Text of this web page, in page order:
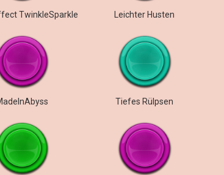
TwinkleSparkle Leichter Husten
Tiefes Rülpsen